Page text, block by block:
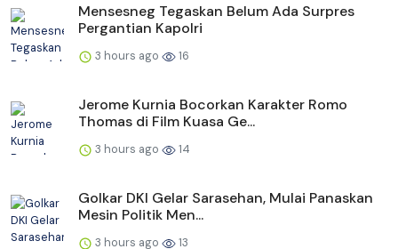
Mensesneg Tegaskan Belum Ada Surpres
Pergantian Kapolri
3 hours ago 16
Jerome Kurnia Bocorkan Karakter Romo
Thomas di Film Kuasa Ge...
3 hours ago 14
Golkar DKI Gelar Sarasehan, Mulai Panaskan
Mesin Politik Men...
3 hours ago 13